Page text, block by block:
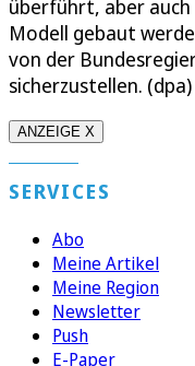
überführt, aber auch
Modell gebaut
von der
sicherzustellen. (dpa)
ANZEIGE X
SERVICES
Abo
Meine Artikel
Meine Region
Newsletter
Push
E-Paper